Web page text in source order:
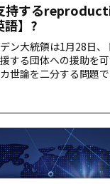
持する
語】?
ン大統領は1月28日
する団体への援助を
世論を二分する問題
とされています。今
ついて取り上げます